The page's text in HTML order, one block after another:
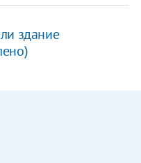
здание